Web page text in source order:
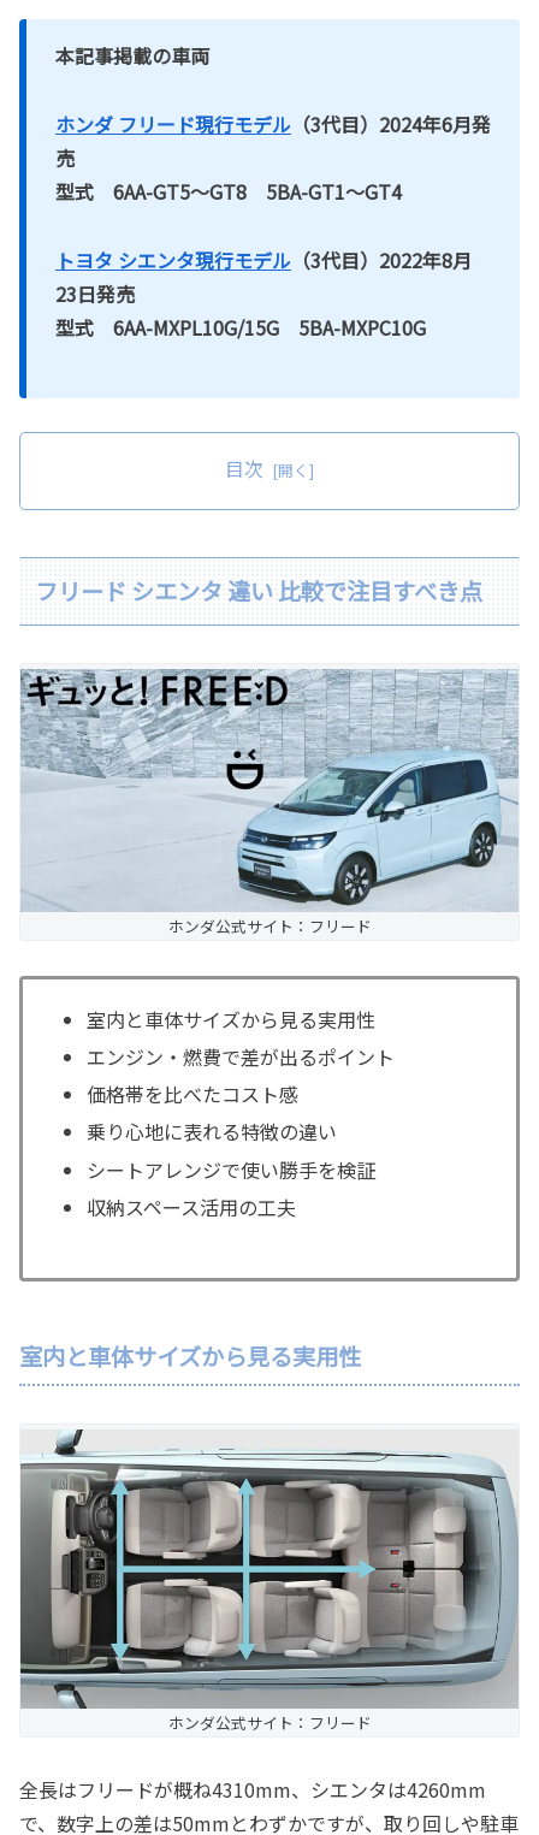
本記事掲載の車両
ホンダ フリード現行モデル （3代目）2024年6月発
売
型式 6AA-GT5～GT8 5BA-GT1～GT4
トヨタ シエンタ現行モデル （3代目）2022年8月
23日発売
型式 6AA-MXPL10G/15G 5BA-MXPC10G
目次
フリード シエンタ 違い 比較で注目すべき点
ホンダ公式サイト：フリード
室内と車体サイズから見る実用性
エンジン・燃費で差が出るポイント
価格帯を比べたコスト感
乗り心地に表れる特徴の違い
シートアレンジで使い勝手を検証
収納スペース活用の工夫
室内と車体サイズから見る実用性
ホンダ公式サイト：フリード
全長はフリードが概ね4310mm、シエンタは4260mm
で、数字上の差は50mmとわずかですが、取り回しや駐車